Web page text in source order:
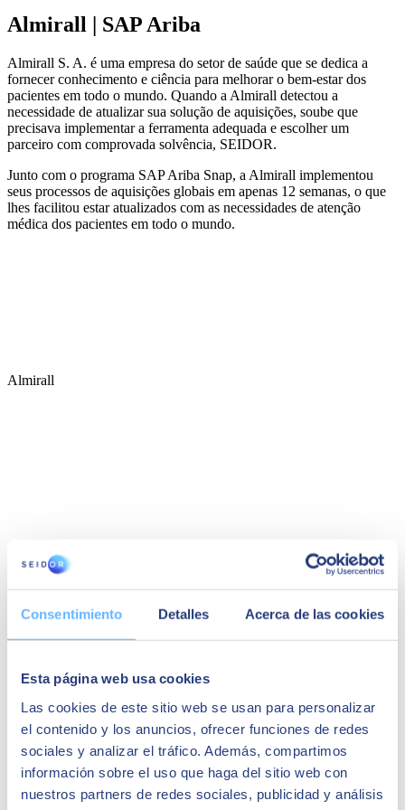
Consentimiento Detalles Acerca de las cookies
Esta página web usa cookies
Las cookies de este sitio web se usan para personalizar
el contenido y los anuncios, ofrecer funciones de redes
sociales y analizar el tráfico. Además, compartimos
información sobre el uso que haga del sitio web con
nuestros partners de redes sociales, publicidad y análisis
Almirall | SAP Ariba
Almirall S. A. é uma empresa do setor de saúde que se dedica a
fornecer conhecimento e ciência para melhorar o bem-estar dos
pacientes em todo o mundo. Quando a Almirall detectou a
necessidade de atualizar sua solução de aquisições, soube que
precisava implementar a ferramenta adequada e escolher um
parceiro com comprovada solvência, SEIDOR.
Junto com o programa SAP Ariba Snap, a Almirall implementou
seus processos de aquisições globais em apenas 12 semanas, o que
lhes facilitou estar atualizados com as necessidades de atenção
médica dos pacientes em todo o mundo.
Almirall
Silvia Lopez
Diretor Global de Compras na Almirall, S.A.
"Foi uma implementação muito rápida, contamos
com o suporte do nosso parceiro SEIDOR e eu
recomendo."
Casos de sucesso relacionados: